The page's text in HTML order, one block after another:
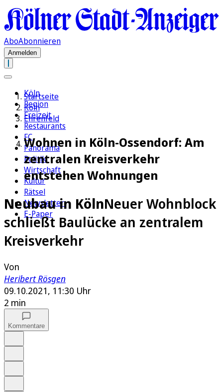
AboAbonnieren
Anmelden
Köln
Region
Freizeit
Restaurants
FC
Panorama
Politik
Wirtschaft
Kultur
Rätsel
Newsletter
E-Paper
Startseite
Köln
Ehrenfeld
Wohnen in Köln-Ossendorf: Am
zentralen Kreisverkehr
entstehen Wohnungen
Neubau in KölnNeuer Wohnblock
schließt Baulücke an zentralem
Kreisverkehr
Von
Heribert Rösgen
09.10.2021, 11:30 Uhr
2 min
Kommentare